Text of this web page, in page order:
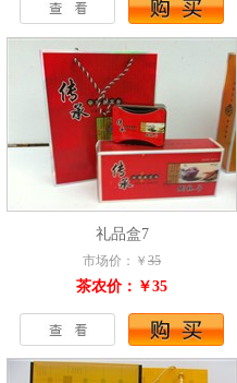
礼品盒7
市场价：￥ 35
茶农价：￥35